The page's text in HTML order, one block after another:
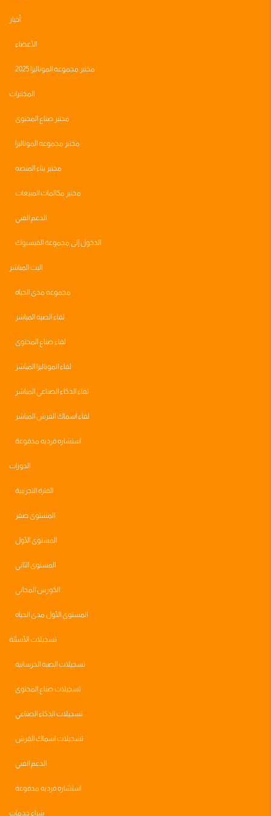
أخبار
الأعضاء
مختبر مجموعه الموناليزا 2025
المختبرات
مختبر صناع المحتوى
مختبر مجموعه الموناليزا
مختبر بناء المنصه
مختبر مكالمات المبيعات
الدعم الفني
الدخول إلى مجموعة الفيسبوك
البث المباشر
مجموعه مدى الحياه
لقاء الصبة المباشر
لقاء صناع المحتوى
لقاء الموناليزا المباشر
لقاء الذكاء الصناعي المباشر
لقاء اسماك القرش المباشر
استشاره فرديه مدفوعة
الدورات
الفترة التجريبية
المستوى صفر
المستوى الأول
المستوى الثاني
الكورس المجاني
المستوى الأول مدى الحياه
تسجيلات الأسئلة
تسجيلات الصبة الخرسانية
تسجيلات صناع المحتوى
تسجيلات الذكاء الصناعي
تسجيلات اسماك القرش
الدعم الفني
استشاره فرديه مدفوعة
شراء خدمات